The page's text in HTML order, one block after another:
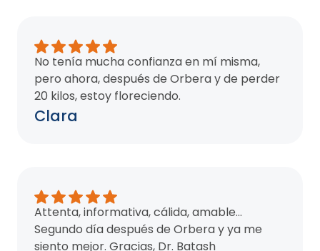
No tenía mucha confianza en mí misma,
pero ahora, después de Orbera y de perder
20 kilos, estoy floreciendo.
Clara
Attenta, informativa, cálida, amable...
Segundo día después de Orbera y ya me
siento mejor. Gracias, Dr. Batash